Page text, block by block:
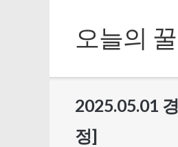
content오늘의
2025.05.01
정]